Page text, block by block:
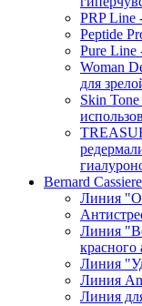
PRP Line
Peptide
Pure Line
Woman
для
Skin
Bernard Cassiere
Линия
Линия
красного
Линия
Линия
Линия